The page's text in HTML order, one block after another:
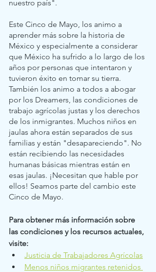
nuestro país".
Este Cinco de Mayo, los animo a
aprender más sobre la historia de
México y especialmente a considerar
que México ha sufrido a lo largo de los
años por personas que intentaron y
tuvieron éxito en tomar su tierra.
También los animo a todos a abogar
por los Dreamers, las condiciones de
trabajo agrícolas justas y los derechos
de los inmigrantes. Muchos niños en
jaulas ahora están separados de sus
familias y están "desapareciendo". No
están recibiendo las necesidades
humanas básicas mientras están en
esas jaulas. ¡Necesitan que hable por
ellos! Seamos parte del cambio este
Cinco de Mayo.
Para obtener más información sobre
las condiciones y los recursos actuales,
visite:
Justicia de Trabajadores Agrícolas
Menos niños migrantes retenidos